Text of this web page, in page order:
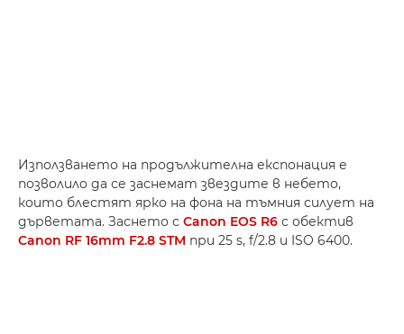
Използването на продължителна експонация е
позволило да се заснемат звездите в небето,
които блестят ярко на фона на тъмния силует на
дърветата. Заснето с Canon EOS R6 с обектив
Canon RF 16mm F2.8 STM при 25 s, f/2.8 и ISO 6400.